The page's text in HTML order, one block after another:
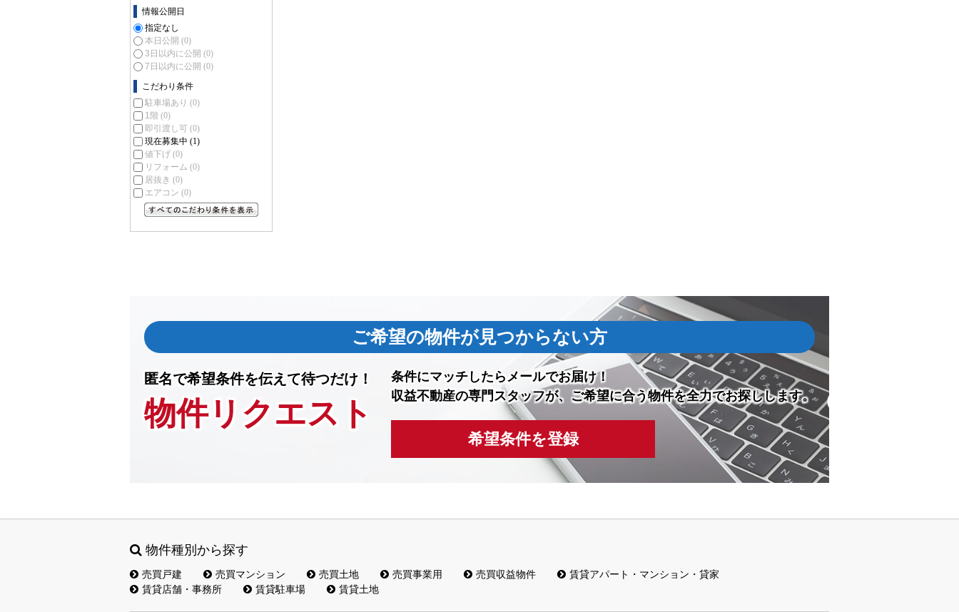
情報公開日
指定なし
本日公開 (0)
3日以内に公開 (0)
7日以内に公開 (0)
こだわり条件
駐車場あり (0)
1階 (0)
即引渡し可 (0)
現在募集中 (1)
値下げ (0)
リフォーム (0)
居抜き (0)
エアコン (0)
ご希望の物件が見つからない方
匿名で希望条件を伝えて待つだけ！
物件リクエスト
条件にマッチしたらメールでお届け！
収益不動産の専門スタッフが、ご希望に合う物件を全力でお探しします。
希望条件を登録
物件種別から探す
売買戸建 売買マンション 売買土地 売買事業用 売買収益物件
賃貸アパート・マンション・貸家
賃貸店舗・事務所
賃貸駐車場 賃貸土地